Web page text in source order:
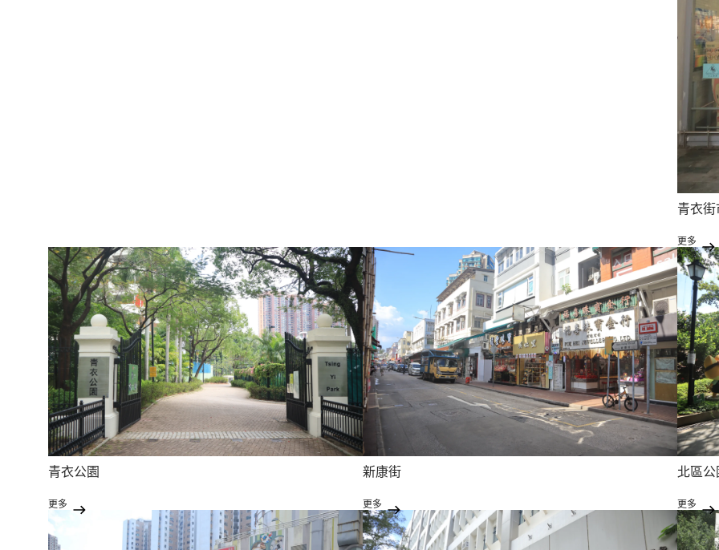
青衣街
更多
青衣公園
更多
新康街
更多
北區公
更多